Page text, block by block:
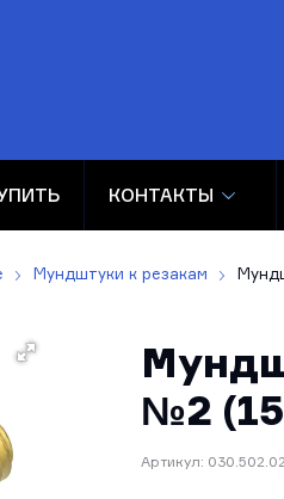
КОНТАКТЫ
Мундштуки к резакам
№2
Артикул: